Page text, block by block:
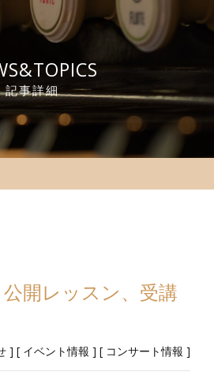
記事詳細
開レッスン、受講
] [ イベント情報 ] [ コンサート情報 ]